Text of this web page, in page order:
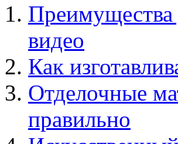
Преимущества
видео
Как
Отделочные
правильно